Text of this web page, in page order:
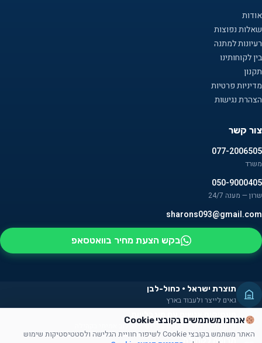
אודות
שאלות נפוצות
רעיונות למתנה
בין לקוחותינו
תקנון
מדיניות פרטיות
הצהרת נגישות
צור קשר
077-2006505
משרד
050-9000405
שרון — מענה 24/7
sharons093@gmail.com
בקש הצעת מחיר בוואטסאפ
תוצרת ישראל · כחול-לבן
גאים לייצר ולעבוד בארץ
מעסיקים אנשים עם מוגבלויות
חלק מהמוצרים מורכבים על ידם — שילוב אמיתי בקהילה
תרומה לקהילה
אנחנו משתמשים בקובצי Cookie
האתר משתמש בקובצי Cookie לשיפור חוויית הגלישה ולסטטיסטיקות שימוש